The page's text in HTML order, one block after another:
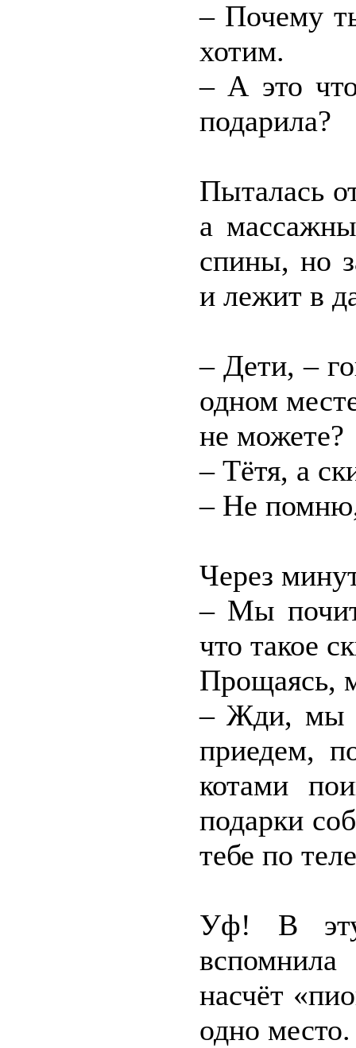
– Почему
хотим.
– А это
подарила?
Пыталась
а
спины, но
и лежит в
– Дети, –
одном
не можете?
– Тётя, а
– Не помню,
Через
– Мы
что такое
Прощаясь,
– Жди, мы
приедем,
котами
подарки
тебе по
Уф! В
насчёт
одно место.